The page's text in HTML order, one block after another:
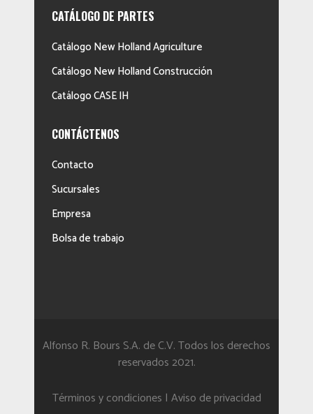
CATÁLOGO DE PARTES
Catálogo New Holland Agriculture
Catálogo New Holland Construcción
Catálogo CASE IH
CONTÁCTENOS
Contacto
Sucursales
Empresa
Bolsa de trabajo
Alfonso R. Bours S.A. de C.V. Todos los derechos
reservados 2021.
Términos y condiciones | Aviso de privacidad